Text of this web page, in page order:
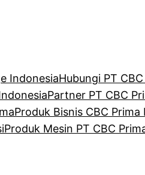
IndonesiaHubungi PT
Partner PT CBC
Produk Bisnis CBC Prima
Produk Mesin PT CBC